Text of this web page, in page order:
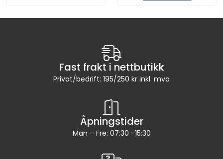
Fast frakt i nettbutikk
Privat/bedrift: 195/250 kr inkl. mva
Åpningstider
Man – Fre: 07:30 -15:30